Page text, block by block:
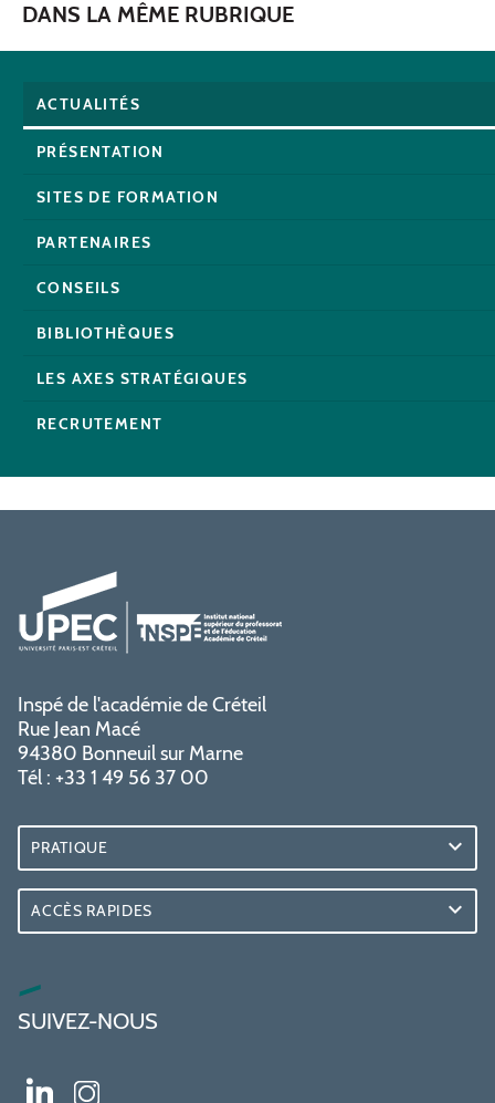
DANS LA MÊME RUBRIQUE
ACTUALITÉS
PRÉSENTATION
SITES DE FORMATION
PARTENAIRES
CONSEILS
BIBLIOTHÈQUES
LES AXES STRATÉGIQUES
RECRUTEMENT
Inspé de l'académie de Créteil
Rue Jean Macé
94380 Bonneuil sur Marne
Tél : +33 1 49 56 37 00
PRATIQUE
ACCÈS RAPIDES
SUIVEZ-NOUS